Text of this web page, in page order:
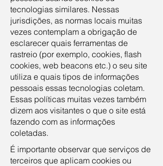
tecnologias similares. Nessas
jurisdições, as normas locais muitas
vezes contemplam a obrigação de
esclarecer quais ferramentas de
rastreio (por exemplo, cookies, flash
cookies, web beacons etc.) o seu site
utiliza e quais tipos de informações
pessoais essas tecnologias coletam.
Essas políticas muitas vezes também
dizem aos visitantes o que o site está
fazendo com as informações
coletadas.
É importante observar que serviços de
terceiros que aplicam cookies ou